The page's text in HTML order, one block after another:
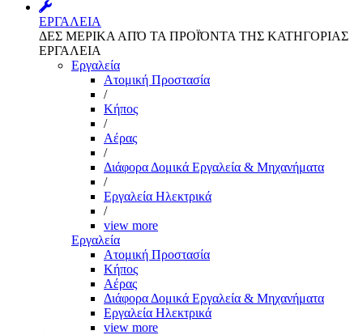
ΕΡΓΑΛΕΙΑ
ΔΕΣ ΜΕΡΙΚΑ ΑΠΌ ΤΑ ΠΡΟΪΌΝΤΑ ΤΗΣ ΚΑΤΗΓΟΡΙΑΣ
ΕΡΓΑΛΕΙΑ
Εργαλεία
Aτομική Προστασία
/
Kήπος
/
Αέρας
/
Διάφορα Δομικά Εργαλεία & Μηχανήματα
/
Εργαλεία Ηλεκτρικά
/
view more
Εργαλεία
Aτομική Προστασία
Kήπος
Αέρας
Διάφορα Δομικά Εργαλεία & Μηχανήματα
Εργαλεία Ηλεκτρικά
view more